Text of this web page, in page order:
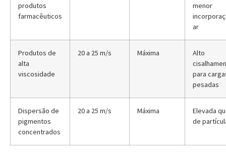
produtos
farmacêuticos
menor
ar
Produtos de
alta
viscosidade
20 a 25 m/s Máxima
Alto
para
pesadas
Dispersão de
pigmentos
concentrados
20 a 25 m/s Máxima
Elevada
de